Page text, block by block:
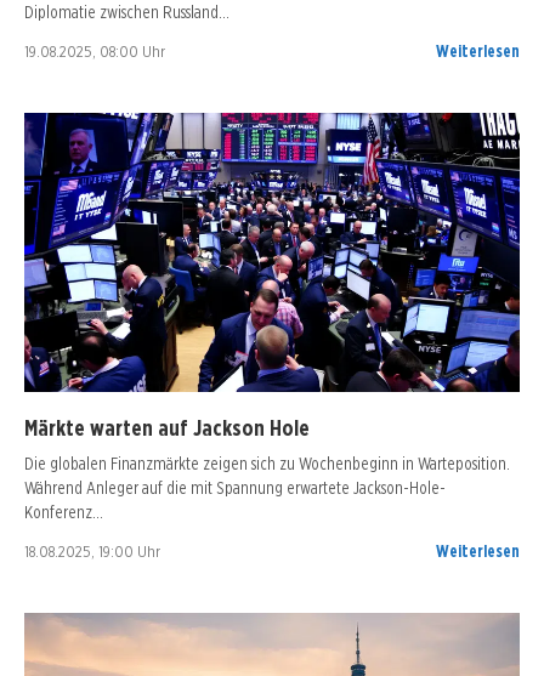
Diplomatie zwischen Russland…
19.08.2025, 08:00 Uhr Weiterlesen
Märkte warten auf Jackson Hole
Die globalen Finanzmärkte zeigen sich zu Wochenbeginn in Warteposition.
Während Anleger auf die mit Spannung erwartete Jackson-Hole-
Konferenz…
18.08.2025, 19:00 Uhr Weiterlesen